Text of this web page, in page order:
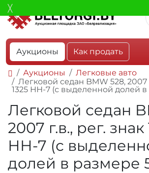
Аукционы Как продать
Аукционы
Легковые авто
Легковой седан BMW 528, 2007
1325 НН-7 (с выделенной долей в
Легковой седан
2007 г.в., рег. знак
НН-7 (с
долей в размере